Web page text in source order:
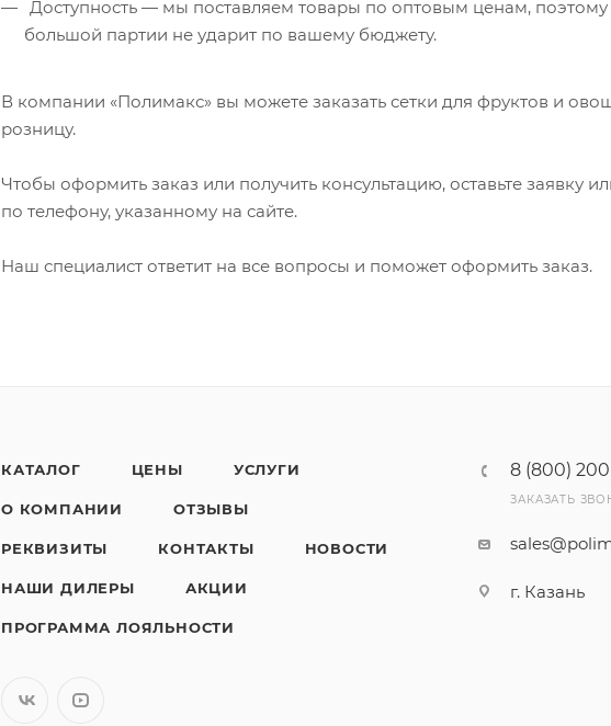
Доступность — мы поставляем товары по оптовым ценам, поэтому
большой партии не ударит по вашему бюджету.
В компании «Полимакс» вы можете заказать сетки для фруктов и
розницу.
Чтобы оформить заказ или получить консультацию, оставьте заявку
по телефону, указанному на сайте.
Наш специалист ответит на все вопросы и поможет оформить заказ.
КАТАЛОГ ЦЕНЫ УСЛУГИ
О КОМПАНИИ ОТЗЫВЫ
РЕКВИЗИТЫ КОНТАКТЫ НОВОСТИ
НАШИ ДИЛЕРЫ АКЦИИ
ПРОГРАММА ЛОЯЛЬНОСТИ
8 (800)
ЗАКАЗАТЬ
г. Казань